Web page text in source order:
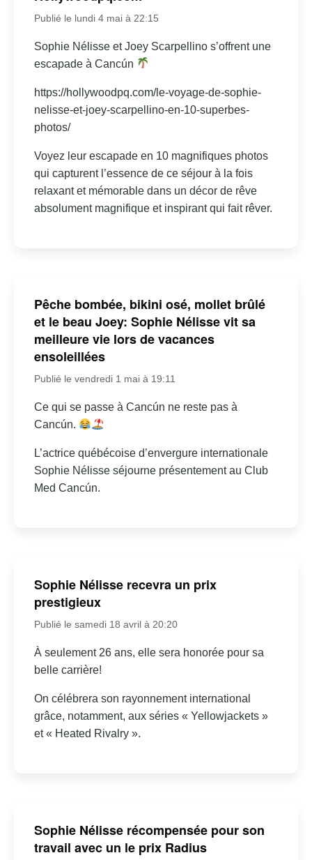
Publié le lundi 4 mai à 22:15
Sophie Nélisse et Joey Scarpellino s’offrent une
escapade à Cancún
https://hollywoodpq.com/le-voyage-de-sophie-
nelisse-et-joey-scarpellino-en-10-superbes-
photos/
Voyez leur escapade en 10 magnifiques photos
qui capturent l’essence de ce séjour à la fois
relaxant et mémorable dans un décor de rêve
absolument magnifique et inspirant qui fait rêver.
Pêche bombée, bikini osé, mollet brûlé
et le beau Joey: Sophie Nélisse vit sa
meilleure vie lors de vacances
ensoleillées
Publié le vendredi 1 mai à 19:11
Ce qui se passe à Cancún ne reste pas à
Cancún.
L’actrice québécoise d’envergure internationale
Sophie Nélisse séjourne présentement au Club
Med Cancún.
Sophie Nélisse recevra un prix
prestigieux
Publié le samedi 18 avril à 20:20
À seulement 26 ans, elle sera honorée pour sa
belle carrière!
On célébrera son rayonnement international
grâce, notamment, aux séries « Yellowjackets »
et « Heated Rivalry ».
Sophie Nélisse récompensée pour son
travail avec un le prix Radius